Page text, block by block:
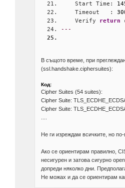
Start Time:
Timeout   :
Verify return
---
В същото време, при
(ssl.handshake.ciphersuites):
Код:
Cipher Suites (54 suites):
Cipher Suite:
Cipher Suite:
Не ги изреждам всичките, но
Ако се ориентирам правилно,
несигурен и затова сигурно
допреди няколко дни.
Не можах и да се ориентирам